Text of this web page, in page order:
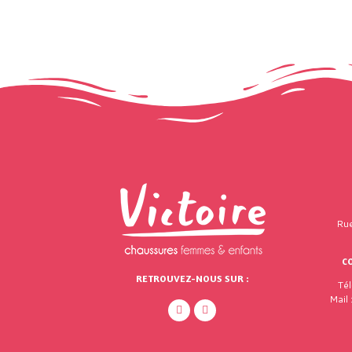
RETROUVEZ-NOUS SUR :
Mail